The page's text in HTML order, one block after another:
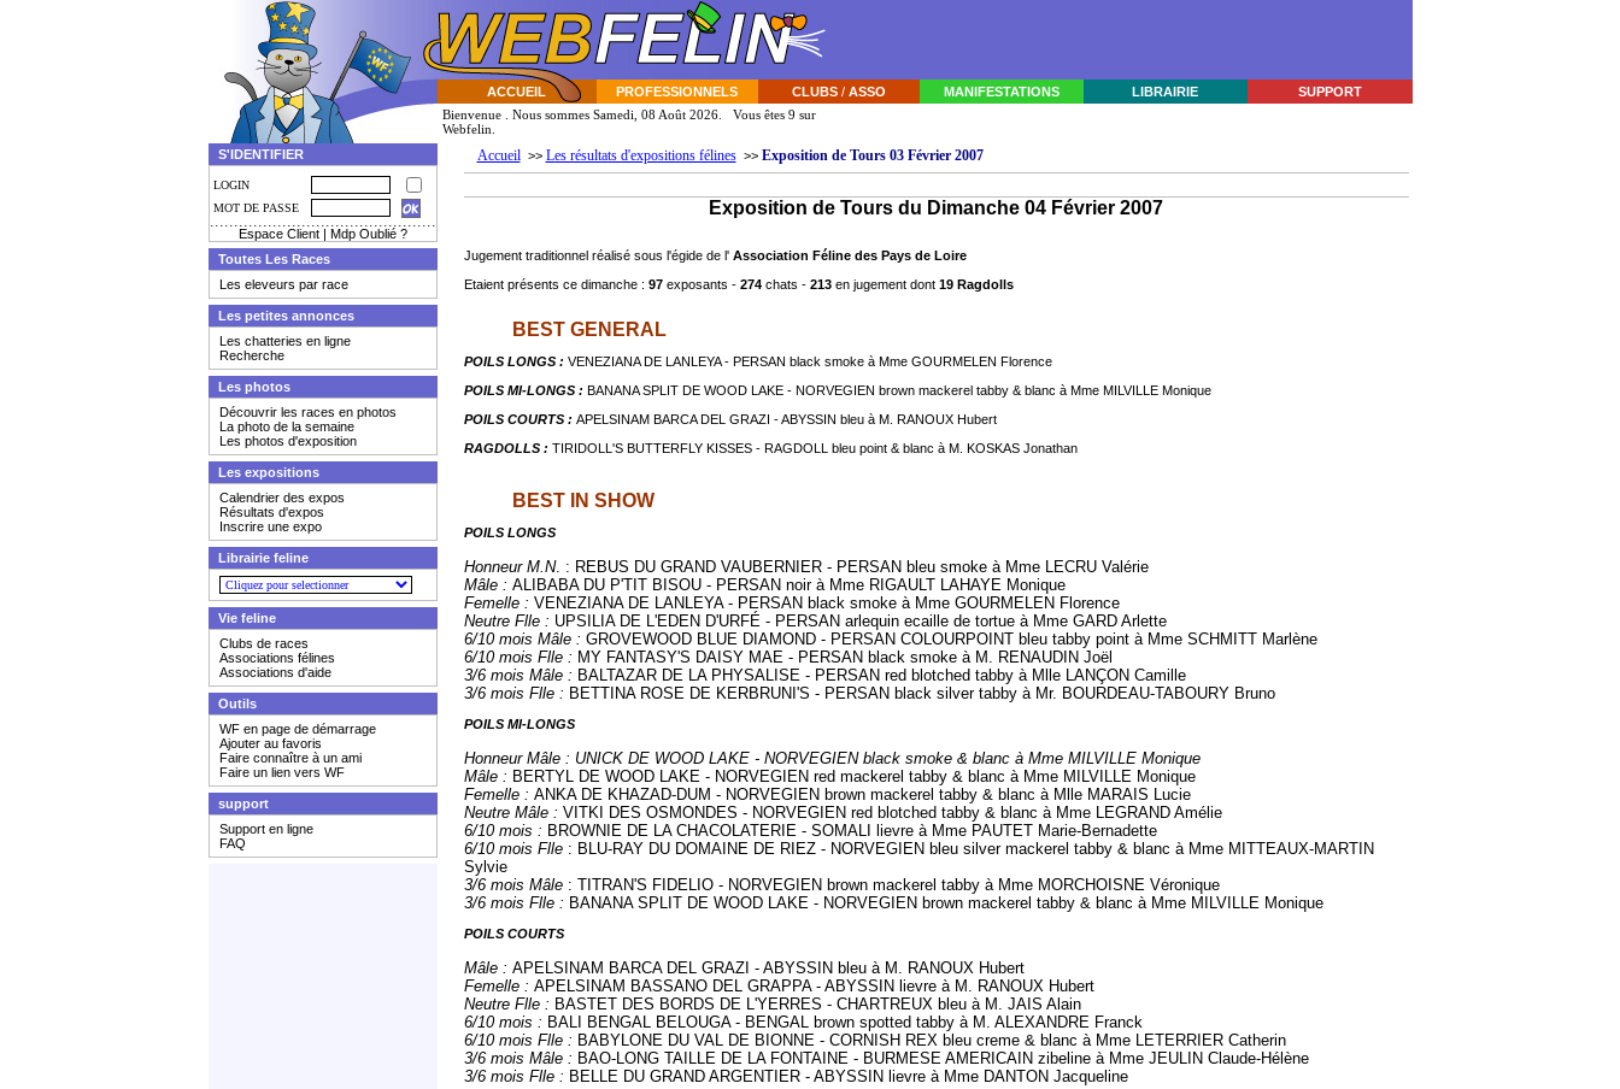
S'IDENTIFIER
LOGIN
MOT DE PASSE
Espace Client| Mdp Oublié ?
Toutes Les Races
Les eleveurs par race
Les petites annonces
Les chatteries en ligne
Recherche
Les photos
Découvrir les races en photos
La photo de la semaine
Les photos d'exposition
Les expositions
Calendrier des expos
Résultats d'expos
Inscrire une expo
Librairie feline
Vie feline
Clubs de races
Associations félines
Associations d'aide
Outils
WF en page de démarrage
Ajouter au favoris
Faire connaître à un ami
Faire un lien vers WF
support
Support en ligne
FAQ
ACCUEIL PROFESSIONNELS CLUBS/ ASSO MANIFESTATIONS LIBRAIRIE
SUPPORT
Bienvenue
. Nous sommes Samedi, 08 Août 2026. Vous êtes 9 sur
Webfelin.
Accueil >> Les résultats d'expositions félines>> Exposition de Tours 03 Février 2007
Exposition de Tours du Dimanche 04 Février 2007
Jugement traditionnel réalisé sous l'égide de l' Association Féline des Pays de Loire
Etaient présents ce dimanche : 97 exposants - 274chats -213 en jugement dont 19 Ragdolls
BEST GENERAL
POILS LONGS : VENEZIANA DE LANLEYA - PERSAN black smoke à Mme GOURMELEN Florence
POILS MI-LONGS : BANANA SPLIT DE WOOD LAKE - NORVEGIEN brown mackerel tabby & blanc à Mme MILVILLE Monique
POILS COURTS : APELSINAM BARCA DEL GRAZI - ABYSSIN bleu à M. RANOUX Hubert
RAGDOLLS : TIRIDOLL'S BUTTERFLY KISSES - RAGDOLL bleu point & blanc à M. KOSKAS Jonathan
BEST IN SHOW
POILS LONGS
Honneur M.N. : REBUS DU GRAND VAUBERNIER - PERSAN bleu smoke à Mme LECRU Valérie
Mâle : ALIBABA DU P'TIT BISOU - PERSAN noir à Mme RIGAULT LAHAYE Monique
Femelle : VENEZIANA DE LANLEYA - PERSAN black smoke à Mme GOURMELEN Florence
Neutre Flle : UPSILIA DE L'EDEN D'URFÉ - PERSAN arlequin ecaille de tortue à Mme GARD Arlette
6/10 mois Mâle : GROVEWOOD BLUE DIAMOND - PERSAN COLOURPOINT bleu tabby point à Mme SCHMITT Marlène
6/10 mois Flle : MY FANTASY'S DAISY MAE - PERSAN black smoke à M. RENAUDIN Joël
3/6 mois Mâle : BALTAZAR DE LA PHYSALISE - PERSAN red blotched tabby à Mlle LANÇON Camille
3/6 mois Flle : BETTINA ROSE DE KERBRUNI'S - PERSAN black silver tabby à Mr. BOURDEAU-TABOURY Bruno
POILS MI-LONGS
Honneur Mâle : UNICK DE WOOD LAKE - NORVEGIEN black smoke & blanc à Mme MILVILLE Monique
Mâle : BERTYL DE WOOD LAKE - NORVEGIEN red mackerel tabby & blanc à Mme MILVILLE Monique
Femelle : ANKA DE KHAZAD-DUM - NORVEGIEN brown mackerel tabby & blanc à Mlle MARAIS Lucie
Neutre Mâle : VITKI DES OSMONDES - NORVEGIEN red blotched tabby & blanc à Mme LEGRAND Amélie
6/10 mois : BROWNIE DE LA CHACOLATERIE - SOMALI lievre à Mme PAUTET Marie-Bernadette
6/10 mois Flle: BLU-RAY DU DOMAINE DE RIEZ - NORVEGIEN bleu silver mackerel tabby & blanc à Mme MITTEAUX-MARTIN
Sylvie
3/6 mois Mâle: TITRAN'S FIDELIO - NORVEGIEN brown mackerel tabby à Mme MORCHOISNE Véronique
3/6 mois Flle : BANANA SPLIT DE WOOD LAKE - NORVEGIEN brown mackerel tabby & blanc à Mme MILVILLE Monique
POILS COURTS
Mâle : APELSINAM BARCA DEL GRAZI - ABYSSIN bleu à M. RANOUX Hubert
Femelle : APELSINAM BASSANO DEL GRAPPA - ABYSSIN lievre à M. RANOUX Hubert
Neutre Flle : BASTET DES BORDS DE L'YERRES - CHARTREUX bleu à M. JAIS Alain
6/10 mois : BALI BENGAL BELOUGA - BENGAL brown spotted tabby à M. ALEXANDRE Franck
6/10 mois Flle : BABYLONE DU VAL DE BIONNE - CORNISH REX bleu creme & blanc à Mme LETERRIER Catherin
3/6 mois Mâle : BAO-LONG TAILLE DE LA FONTAINE - BURMESE AMERICAIN zibeline à Mme JEULIN Claude-Hélène
3/6 mois Flle : BELLE DU GRAND ARGENTIER - ABYSSIN lievre à Mme DANTON Jacqueline